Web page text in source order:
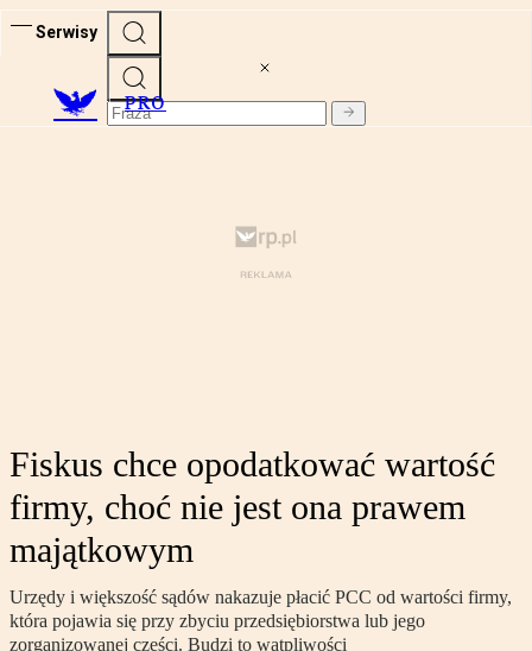
Serwisy
PRO
Fiskus chce opodatkować wartość
firmy, choć nie jest ona prawem
majątkowym
Urzędy i większość sądów nakazuje płacić PCC od wartości firmy,
która pojawia się przy zbyciu przedsiębiorstwa lub jego
zorganizowanej części. Budzi to wątpliwości